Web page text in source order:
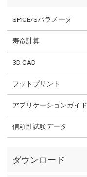
SPICE/Sパラメータ
寿命計算
3D-CAD
フットプリント
アプリケーションガイド
信頼性試験データ
ダウンロード